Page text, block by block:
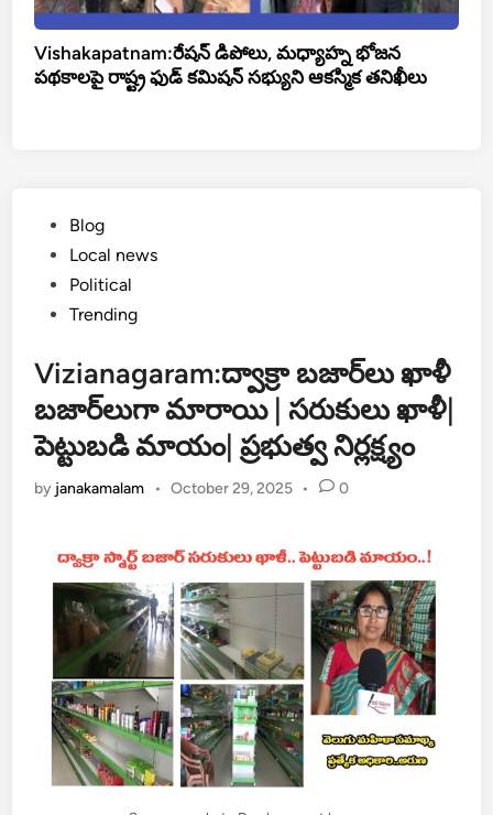
Vishakapatnam:రేషన్ డిపోలు, మధ్యాహ్న భోజన
పథకాలపై రాష్ట్ర ఫుడ్ కమిషన్ సభ్యుని ఆకస్మిక తనిఖీలు
PostedBlog
Local news
Political
Trending
Vizianagaram:ద్వాక్రా బజార్‌లు ఖాళీ
బజార్‌లుగా మారాయి | సరుకులు ఖాళీ|
పెట్టుబడి మాయం| ప్రభుత్వ నిర్లక్ష్యం
by janakamalam • October 29, 2025 • 0